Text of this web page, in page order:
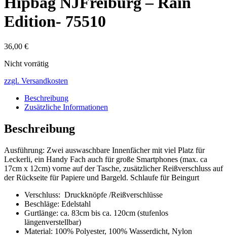
Edition- 75510
36,00 €
Nicht vorrätig
zzgl. Versandkosten
Beschreibung
Zusätzliche Informationen
Beschreibung
Ausführung: Zwei auswaschbare Innenfächer mit viel Platz für
Leckerli, ein Handy Fach auch für große Smartphones (max. ca
17cm x 12cm) vorne auf der Tasche, zusätzlicher Reißverschluss auf
der Rückseite für Papiere und Bargeld. Schlaufe für Beingurt
Verschluss: Druckknöpfe /Reißverschlüsse
Beschläge: Edelstahl
Gurtlänge: ca. 83cm bis ca. 120cm (stufenlos
längenverstellbar)
Material: 100% Polyester, 100% Wasserdicht, Nylon